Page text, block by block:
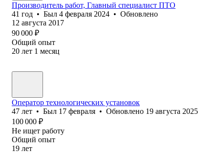
Производитель работ, Главный специалист ПТО
41 год • Был 4 февраля 2024 • Обновлено
12 августа 2017
90 000 ₽
Общий опыт
20 лет 1 месяц
Оператор технологических установок
47 лет • Был 17 февраля • Обновлено 19 августа 2025
100 000 ₽
Не ищет работу
Общий опыт
19 лет